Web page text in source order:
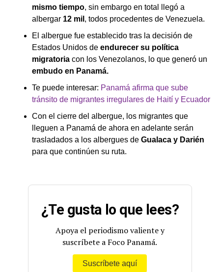
mismo tiempo, sin embargo en total llegó a
albergar 12 mil , todos procedentes de Venezuela.
El albergue fue establecido tras la decisión de
Estados Unidos de endurecer su política
migratoria con los Venezolanos, lo que generó un
embudo en Panamá.
Te puede interesar: Panamá afirma que sube
tránsito de migrantes irregulares de Haití y Ecuador
Con el cierre del albergue, los migrantes que
lleguen a Panamá de ahora en adelante serán
trasladados a los albergues de Gualaca y Darién
para que continúen su ruta.
¿Te gusta lo que lees?
Apoya el periodismo valiente y
suscríbete a Foco Panamá.
Suscríbete aquí